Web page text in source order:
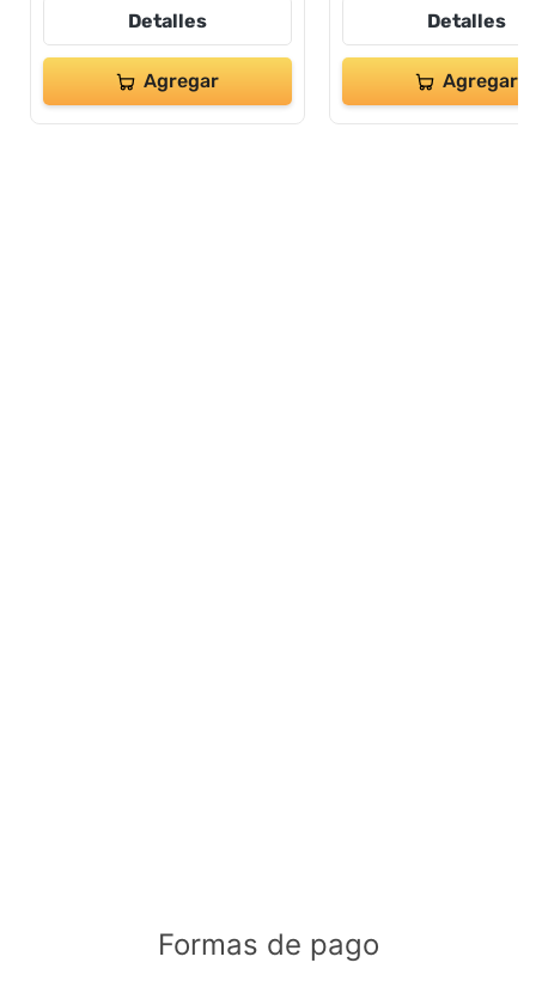
Detalles
Agregar
Detalles
Agregar
Formas de pago